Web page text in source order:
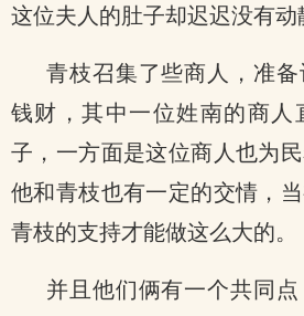
这位夫人的肚子却迟迟没有动
青枝召集了些商人，准
钱财，其中一位姓南的商人
子，一方面是这位商人也为
他和青枝也有一定的交情，
青枝的支持才能做这么大的。
并且他们俩有一个共同